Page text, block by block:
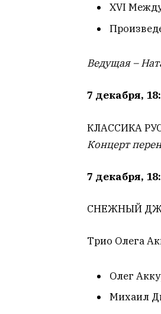
XVI
Ведущая –
7 декабря,
КЛАССИКА
Концерт
7 декабря,
СНЕЖНЫЙ
Трио Олега
Олег
Михаил